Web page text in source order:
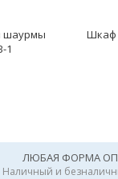
шаурмы
1
Шкаф
ЛЮБАЯ ФОРМА
Наличный и